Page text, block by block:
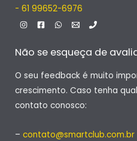
- 61 99652-6976
Não se esqueça de
O seu feedback é muito
crescimento. Caso tenha
contato conosco:
– contato@smartclub.com.br